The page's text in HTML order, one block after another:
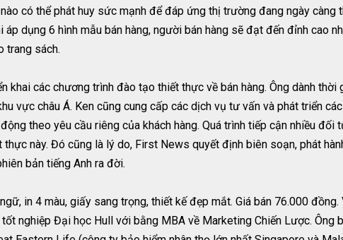
có thể phát huy sức mạnh để đáp ứng thị trường đang ngày càng
áp dụng 6 hình mẫu bán hàng, người bán hàng sẽ đạt đến đỉnh cao
trang sách.
khai các chương trình đào tạo thiết thực về bán hàng. Ông dành
vực châu Á. Ken cũng cung cấp các dịch vụ tư vấn và phát triển
theo yêu cầu riêng của khách hàng. Quá trình tiếp cận nhiều đối
này. Đó cũng là lý do, First News quyết định biên soạn, phát
bản tiếng Anh ra đời.
in 4 màu, giấy sang trọng, thiết kế đẹp mắt. Giá bán 76.000
tốt nghiệp Đại học Hull với bằng MBA về Marketing Chiến Lược.